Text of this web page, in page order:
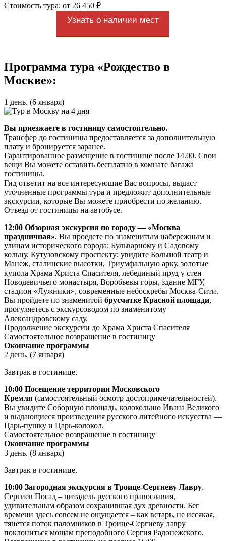
Стоимость тура: от 26 450 ₽
Узнать о наличии мест
Программа тура «Рождество в
Москве»:
1 день. (6 января)
Вы приезжаете в гостиницу самостоятельно.
Трансфер до гостиницы предоставляется за дополнительную
плату и бронируется заранее.
Гарантированное размещение в гостинице после 14.00. Свои
вещи Вы можете оставить бесплатно в комнате багажа
гостиницы.
Гид ответит на все интересующие Вас вопросы, выдаст
уточненные программы тура и предложит дополнительные
экскурсии, которые Вы можете приобрести по желанию.
Отъезд от гостиницы на автобусе.
12:00 Обзорная экскурсия по городу — «Москва
праздничная». Вы проедете по знаменитым набережным и
улицам исторического города: Бульварному и Садовому
кольцу, Кутузовскому проспекту; увидите Большой театр и
Манеж, сталинские высотки, Триумфальную арку, золотые
купола Храма Христа Спасителя, лебединый пруд у стен
Новодевичьего монастыря, Воробьевы горы, здание МГУ,
стадион «Лужники», современные небоскребы Москва-Сити.
Вы пройдете по знаменитой брусчатке Красной площади,
прогуляетесь с экскурсоводом по знаменитому
Александровскому саду.
Продолжение экскурсии до Храма Христа Спасителя
Самостоятельное возвращение в гостиницу
Окончание программы
2 день. (7 января)
Завтрак в гостинице.
10:00 Посещение территории Московского
Кремля (самостоятельный осмотр достопримечательностей).
Вы увидите Соборную площадь, колокольню Ивана Великого
и выдающиеся произведения русского литейного искусства —
Царь-пушку и Царь-колокол.
Самостоятельное возвращение в гостиницу
Окончание программы
3 день. (8 января)
Завтрак в гостинице.
10:00 Загородная экскурсия в Троице-Сергиеву Лавру.
Сергиев Посад – цитадель русского православия,
удивительным образом сохранившая дух древности. Бег
времени здесь совсем не ощущается – как встарь, не иссякая,
тянется поток паломников в Троице-Сергиеву лавру
поклониться мощам преподобного Сергия Радонежского.